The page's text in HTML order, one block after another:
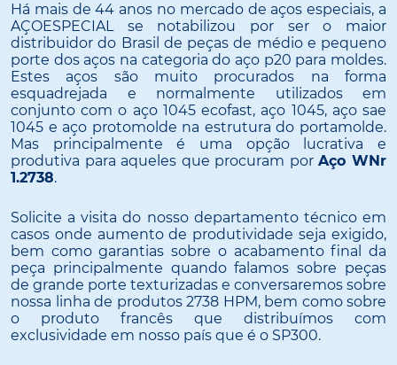
Há mais de 44 anos no mercado de aços especiais, a
AÇOESPECIAL se notabilizou por ser o maior
distribuidor do Brasil de peças de médio e pequeno
porte dos aços na categoria do aço p20 para moldes.
Estes aços são muito procurados na forma
esquadrejada e normalmente utilizados em
conjunto com o aço 1045 ecofast, aço 1045, aço sae
1045 e aço protomolde na estrutura do portamolde.
Mas principalmente é uma opção lucrativa e
produtiva para aqueles que procuram porAço WNr
1.2738.
Solicite a visita do nosso departamento técnico em
casos onde aumento de produtividade seja exigido,
bem como garantias sobre o acabamento final da
peça principalmente quando falamos sobre peças
de grande porte texturizadas e conversaremos sobre
nossa linha de produtos 2738 HPM, bem como sobre
o produto francês que distribuímos com
exclusividade em nosso país que é o SP300.